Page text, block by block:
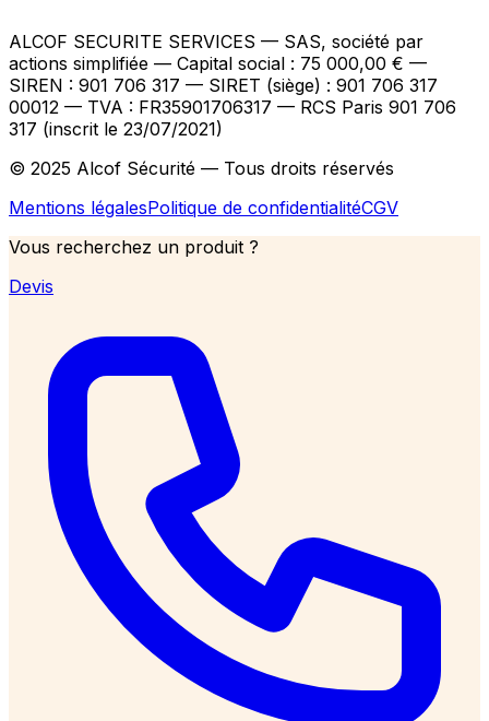
ALCOF SECURITE SERVICES — SAS, société par
actions simplifiée — Capital social : 75 000,00 € —
SIREN : 901 706 317 — SIRET (siège) : 901 706 317
00012 — TVA : FR35901706317 — RCS Paris 901 706
317 (inscrit le 23/07/2021)
© 2025 Alcof Sécurité — Tous droits réservés
Mentions légalesPolitique de confidentialitéCGV
Vous recherchez un produit ?
Devis